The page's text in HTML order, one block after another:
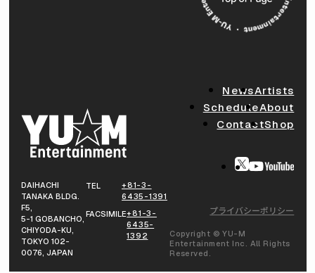
DAIHACHI
TANAKA BLDG.
F5,
5-1 GOBANCHO,
CHIYODA-KU,
TOKYO 102-
0076, JAPAN
TEL
+81-3-
6435-1391
FACSIMILE+81-3-
6435-
1392
NewsArtists
ScheduleAbout
ContactShop
プライバシーポリシー
Copyright © YU-M
Entertainment Inc. All Rights
Reserved.